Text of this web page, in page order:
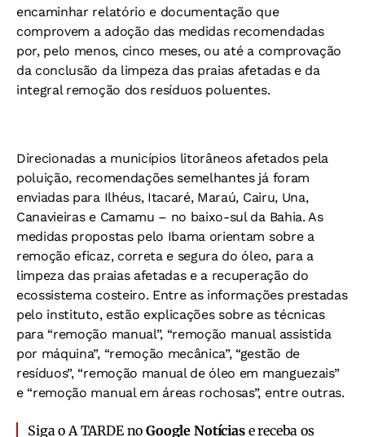
encaminhar relatório e documentação que
comprovem a adoção das medidas recomendadas
por, pelo menos, cinco meses, ou até a comprovação
da conclusão da limpeza das praias afetadas e da
integral remoção dos resíduos poluentes.
Direcionadas a municípios litorâneos afetados pela
poluição, recomendações semelhantes já foram
enviadas para Ilhéus, Itacaré, Maraú, Cairu, Una,
Canavieiras e Camamu – no baixo-sul da Bahia. As
medidas propostas pelo Ibama orientam sobre a
remoção eficaz, correta e segura do óleo, para a
limpeza das praias afetadas e a recuperação do
ecossistema costeiro. Entre as informações prestadas
pelo instituto, estão explicações sobre as técnicas
para “remoção manual”, “remoção manual assistida
por máquina”, “remoção mecânica”, “gestão de
resíduos”, “remoção manual de óleo em manguezais”
e “remoção manual em áreas rochosas”, entre outras.
Siga o A TARDE noGoogle Notíciase receba os